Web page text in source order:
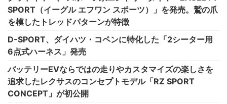
SPORT（イーグル エフワン スポーツ）」を発売。鷲の爪
を模したトレッドパターンが特徴
D-SPORT、ダイハツ・コペンに特化した「2シーター用
6点式ハーネス」発売
バッテリーEVならではの走りやカスタマイズの楽しさを
追求したレクサスのコンセプトモデル「RZ SPORT
CONCEPT」が初公開